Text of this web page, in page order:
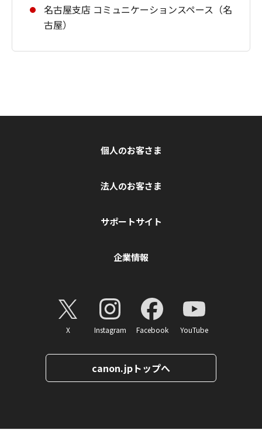
名古屋支店 コミュニケーションスペース（名
古屋）
個人のお客さま
法人のお客さま
サポートサイト
企業情報
X Instagram Facebook YouTube
canon.jpトップへ